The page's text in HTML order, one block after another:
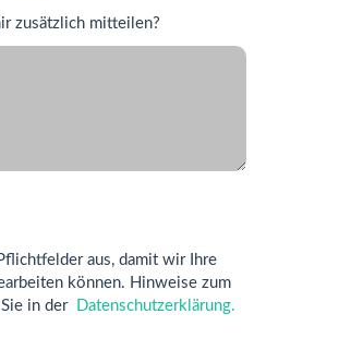
zusätzlich mitteilen?
aus, damit wir Ihre
können. Hinweise zum
in der Datenschutzerklärung.